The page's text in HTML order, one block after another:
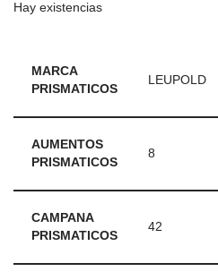
Hay existencias
MARCA
PRISMATICOS
LEUPOLD
AUMENTOS
PRISMATICOS
8
CAMPANA
PRISMATICOS
42